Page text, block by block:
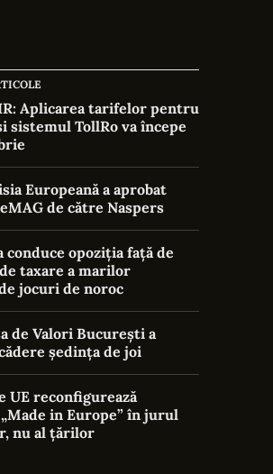
sistemul TollRo va începe
de către Naspers
taxare a marilor
jocuri de noroc
ședința de joi
in Europe” în jurul
nu al țărilor